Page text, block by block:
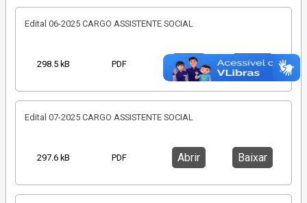
Edital 06-2025 CARGO ASSISTENTE SOCIAL
298.5 kB PDF Abrir Baixar
Edital 07-2025 CARGO ASSISTENTE SOCIAL
297.6 kB PDF Abrir Baixar